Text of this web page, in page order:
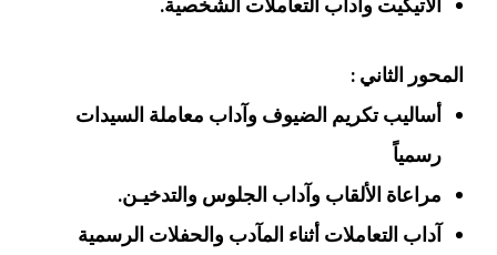
الاتيكيت وآداب التعاملات الشخصية.
المحور الثاني :
أساليب تكريم الضيوف وآداب معاملة السيدات
رسمياً
مراعاة الألقاب وآداب الجلوس والتدخيـن.
آداب التعاملات أثناء المآدب والحفلات الرسمية